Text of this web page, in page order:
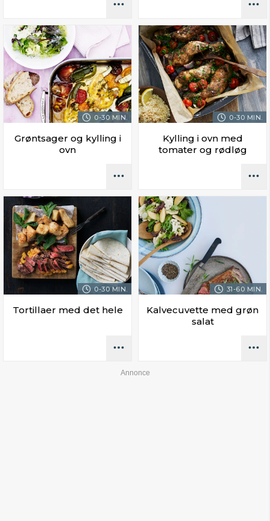
0-30 MIN.
Grøntsager og kylling i
ovn
0-30 MIN.
Kylling i ovn med
tomater og rødløg
0-30 MIN.
Tortillaer med det hele
31-60 MIN.
Kalvecuvette med grøn
salat